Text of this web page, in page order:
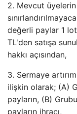
2. Mevcut
değerli paylar 1
TL'den satışa
hakkı açısından,
3. Sermaye
ilişkin olarak; (A)
payların, (B)
payların ihracı,